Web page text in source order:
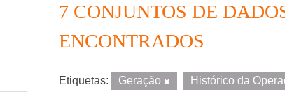
7 CONJUNTOS DE
ENCONTRADOS
Etiquetas: Geração Histórico da